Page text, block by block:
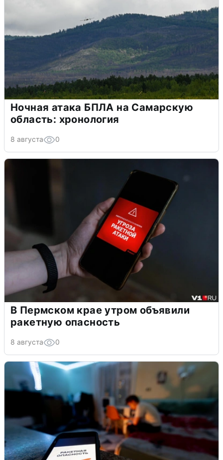
Ночная атака БПЛА на Самарскую
область: хронология
8 августа 0
В Пермском крае утром объявили
ракетную опасность
8 августа 0